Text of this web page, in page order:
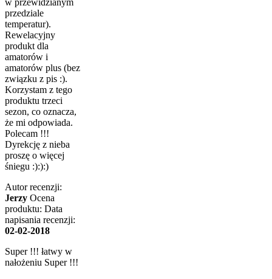
przedziale
temperatur).
Rewelacyjny
produkt dla
amatorów i
amatorów plus (bez
związku z pis :).
Korzystam z tego
produktu trzeci
sezon, co oznacza,
że mi odpowiada.
Polecam !!!
Dyrekcję z nieba
proszę o więcej
śniegu :):):)
Autor recenzji:
Jerzy Ocena
produktu: Data
napisania recenzji:
02-02-2018
Super !!! łatwy w
nałożeniu Super !!!